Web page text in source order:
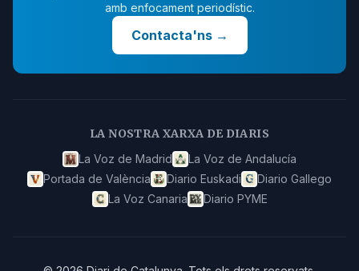
amb enfocament periodístic.
Contacta'ns→
LA NOSTRA XARXA DE DIARIS
La Voz de Madrid
La Voz de Andalucía
Portada de València
Diario Euskadi
Diario Gallego
La Voz Canaria
Diario PYME